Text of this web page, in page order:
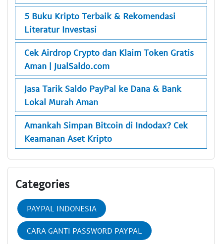
5 Buku Kripto Terbaik & Rekomendasi
Literatur Investasi
Cek Airdrop Crypto dan Klaim Token Gratis
Aman | JualSaldo.com
Jasa Tarik Saldo PayPal ke Dana & Bank
Lokal Murah Aman
Amankah Simpan Bitcoin di Indodax? Cek
Keamanan Aset Kripto
Categories
PAYPAL INDONESIA
CARA GANTI PASSWORD PAYPAL